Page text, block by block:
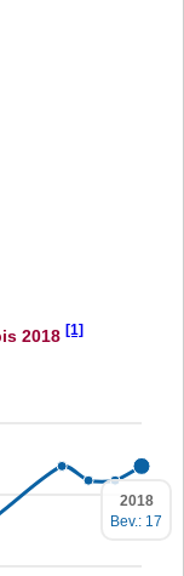
2018 [1]
2018
Bev.: 17